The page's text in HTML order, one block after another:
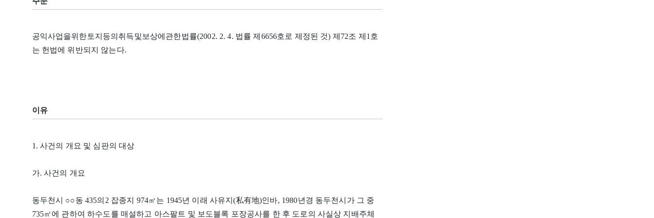
공익사업을위한토지등의취득및보상에관한법률(2002. 2. 4. 법률 제6656호로 제정된 것) 제72조 제1호
는 헌법에 위반되지 않는다.
이유
1. 사건의 개요 및 심판의 대상
가. 사건의 개요
동두천시 ○○동 435의2 잡종지 974㎡는 1945년 이래 사유지(私有地)인바, 1980년경 동두천시가 그 중
735㎡에 관하여 하수도를 매설하고 아스팔트 및 보도블록 포장공사를 한 후 도로의 사실상 지배주체